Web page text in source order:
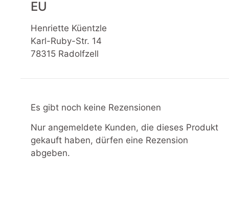
EU
Henriette Küentzle
Karl-Ruby-Str. 14
78315 Radolfzell
Es gibt noch keine Rezensionen
Nur angemeldete Kunden, die dieses Produkt
gekauft haben, dürfen eine Rezension
abgeben.